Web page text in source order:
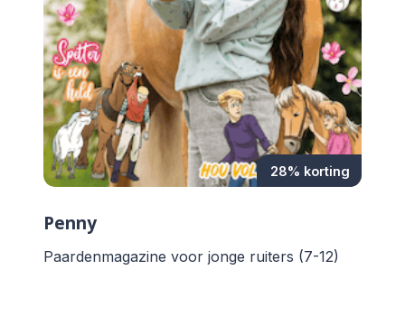
28% korting
Penny
Paardenmagazine voor jonge ruiters (7-12)